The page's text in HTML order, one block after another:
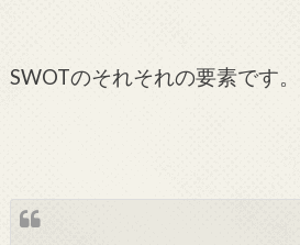
SWOTのそれそれの要素です。